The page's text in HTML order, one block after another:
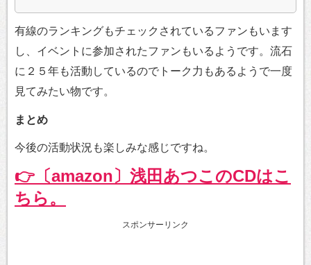
有線のランキングもチェックされているファンもいます
し、イベントに参加されたファンもいるようです。流石
に２５年も活動しているのでトーク力もあるようで一度
見てみたい物です。
まとめ
今後の活動状況も楽しみな感じですね。
👉〔amazon〕浅田あつこのCDはこ
ちら。
スポンサーリンク